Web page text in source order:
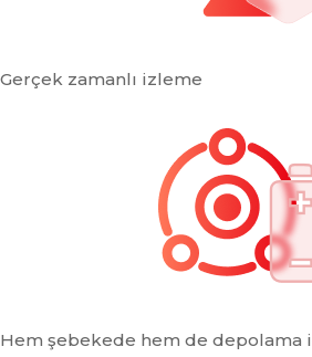
Gerçek zamanlı izleme
Hem şebekede hem de depolama